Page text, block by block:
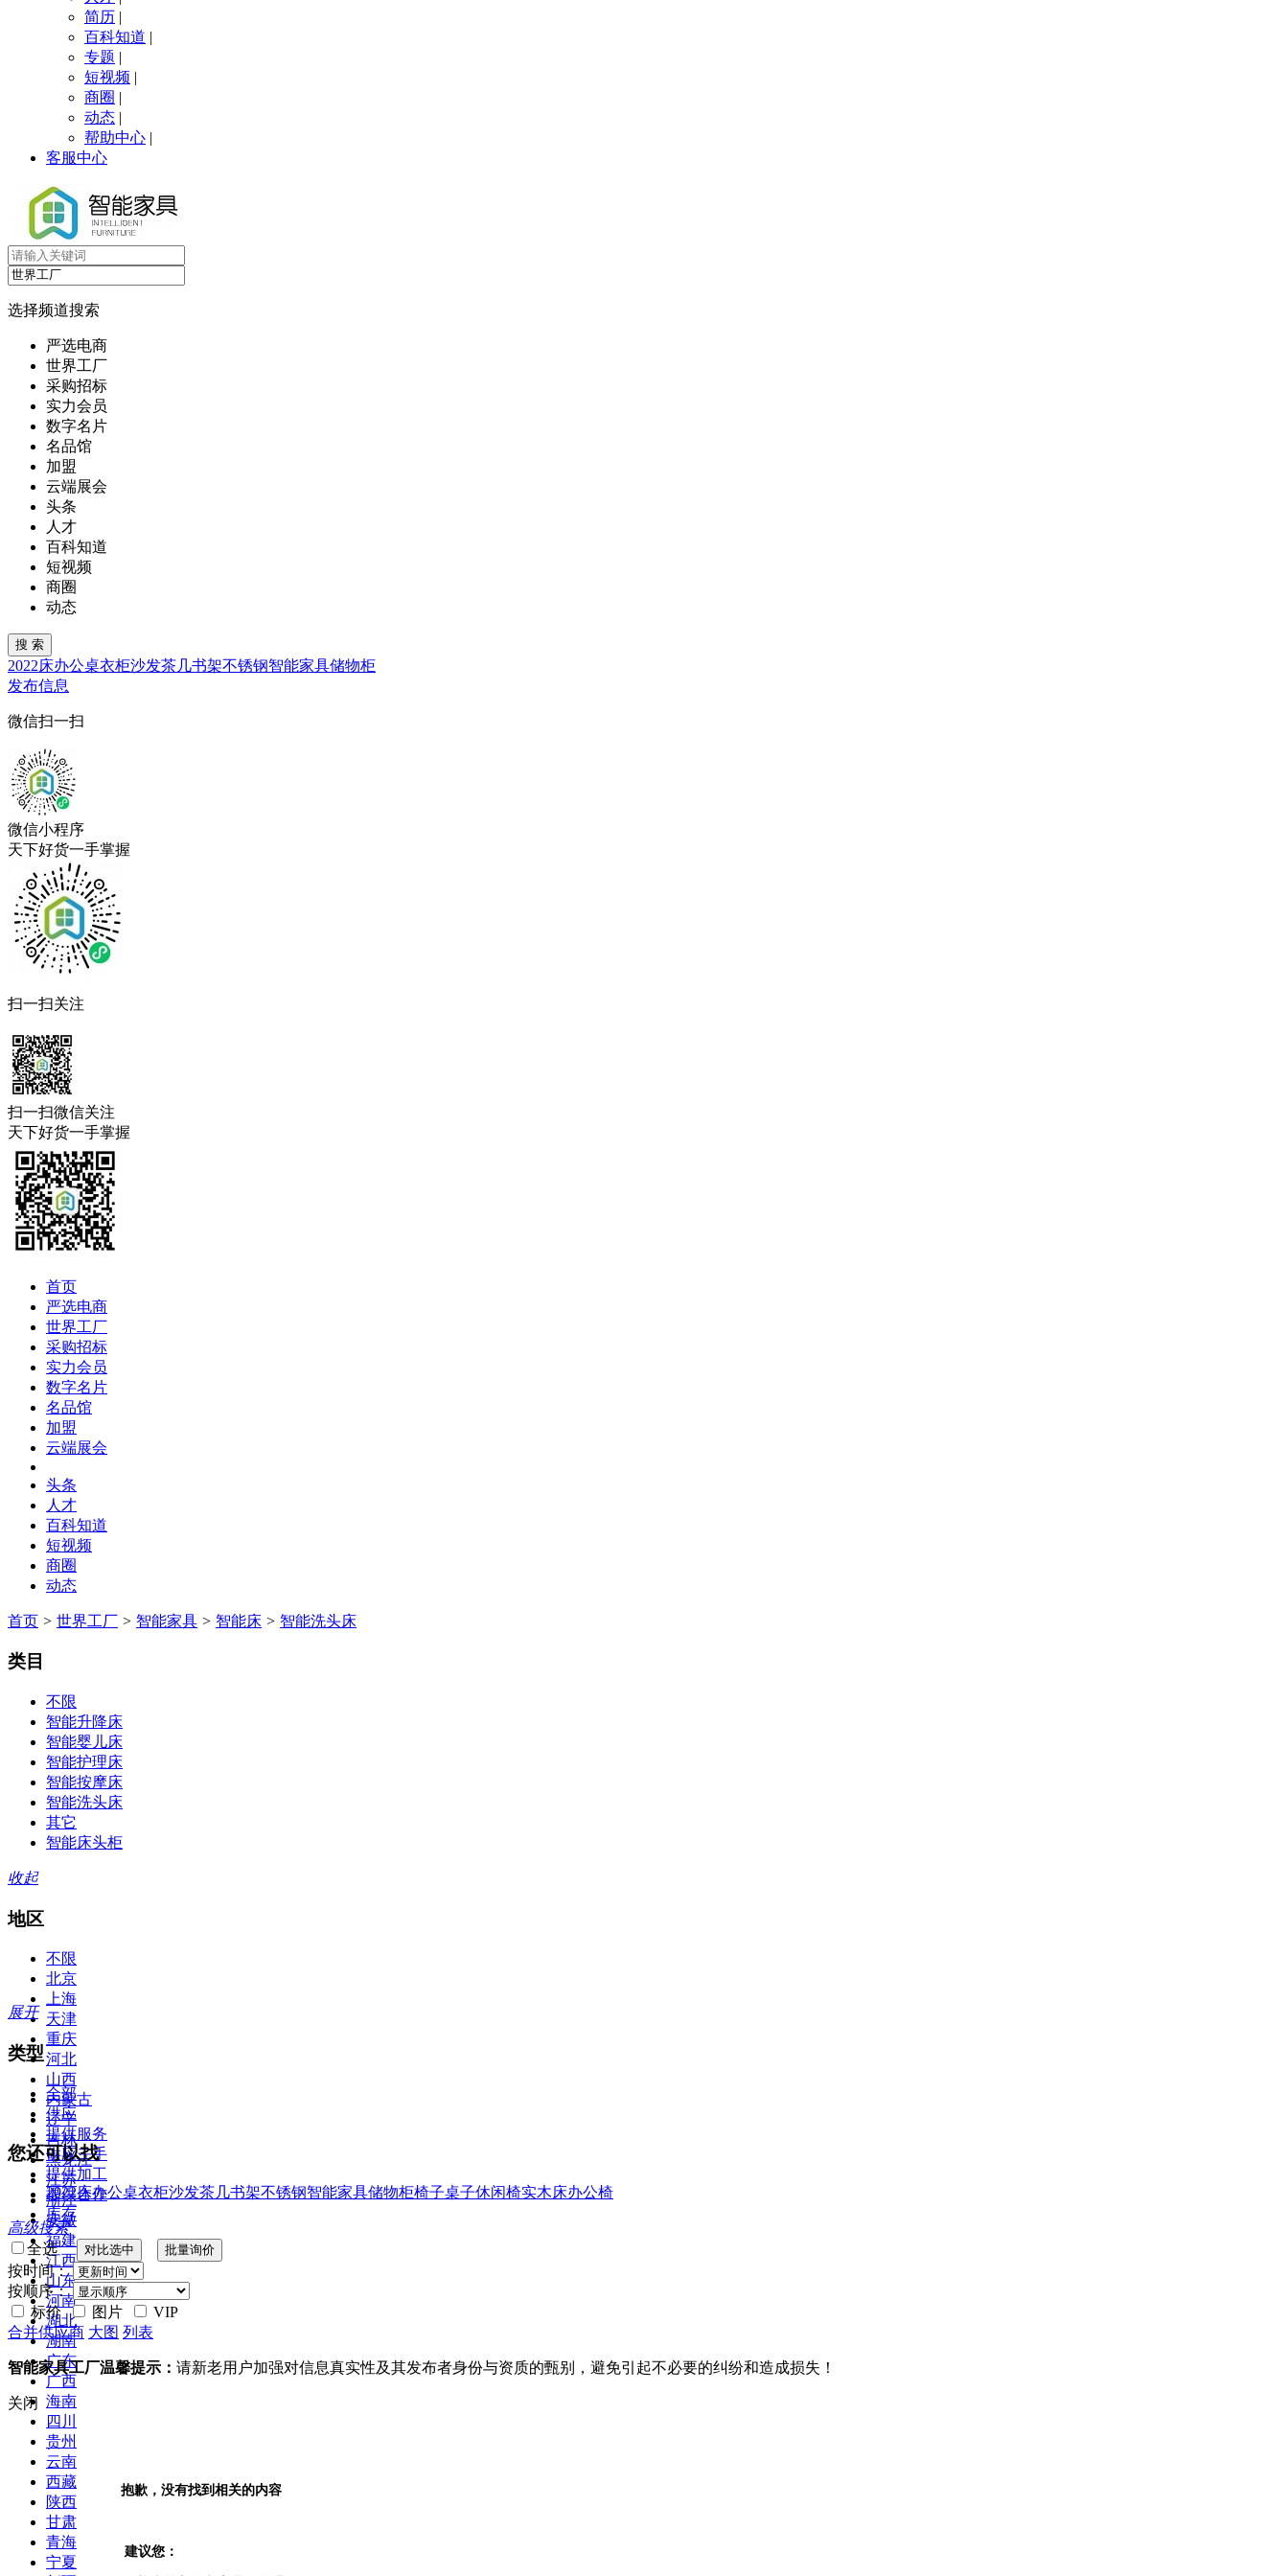
简历 |
百科知道 |
专题 |
短视频 |
商圈 |
动态 |
帮助中心 |
客服中心
选择频道搜索
严选电商
世界工厂
采购招标
实力会员
数字名片
名品馆
加盟
云端展会
头条
人才
百科知道
短视频
商圈
动态
2022床办公桌衣柜沙发茶几书架不锈钢智能家具储物柜
发布信息
微信扫一扫
微信小程序
天下好货一手掌握
扫一扫关注
扫一扫微信关注
天下好货一手掌握
首页
严选电商
世界工厂
采购招标
实力会员
数字名片
名品馆
加盟
云端展会
头条
人才
百科知道
短视频
商圈
动态
首页 > 世界工厂 > 智能家具 > 智能床 > 智能洗头床
类目
不限
智能升降床
智能婴儿床
智能护理床
智能按摩床
智能洗头床
其它
智能床头柜
收起
地区
不限
北京
上海
天津
重庆
河北
山西
内蒙古
辽宁
吉林
黑龙江
江苏
浙江
安徽
福建
江西
山东
河南
湖北
湖南
广东
广西
海南
四川
贵州
云南
西藏
陕西
甘肃
青海
宁夏
展开
类型
全部
供应
提供服务
供应二手
提供加工
提供合作
库存
您还可以找
2022床办公桌衣柜沙发茶几书架不锈钢智能家具储物柜椅子桌子休闲椅实木床办公椅
高级搜索
全选
按时间：
按顺序：
标价
图片
VIP
合并供应商 大图 列表
智能家具工厂温馨提示： 请新老用户加强对信息真实性及其发布者身份与资质的甄别，避免引起不必要的纠纷和造成损失！
关闭
抱歉，没有找到相关的内容
建议您：